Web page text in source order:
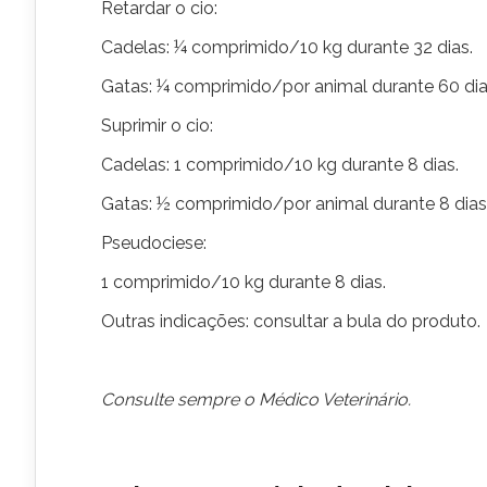
Retardar o cio:
Cadelas: ¼ comprimido/10 kg durante 32 dias.
Gatas: ¼ comprimido/por animal durante 60
Suprimir o cio:
Cadelas: 1 comprimido/10 kg durante 8 dias.
Gatas: ½ comprimido/por animal durante 8
Pseudociese:
1 comprimido/10 kg durante 8 dias.
Outras indicações: consultar a bula do produto.
Consulte sempre o Médico Veterinário.